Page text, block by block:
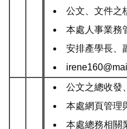
公文、文件之
本處人事業務
安排產學長、
公文之總收發
本處網頁管理
本處總務相關